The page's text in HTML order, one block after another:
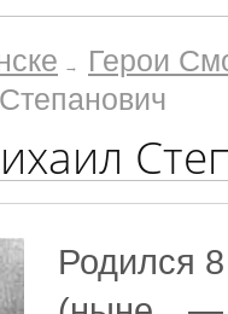
Герои
Родился